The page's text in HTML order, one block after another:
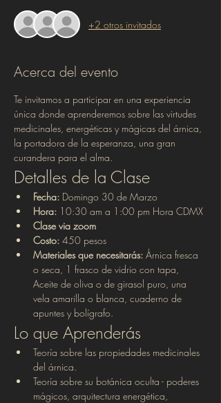
+2 otros invitados
Acerca del evento
Te invitamos a participar en una experiencia
única donde aprenderemos sobre las virtudes
medicinales, energéticas y mágicas del árnica,
la portadora de la esperanza, una gran
curandera para el alma.
Detalles de la Clase
Fecha: Domingo 30 de Marzo
Hora: 10:30 am a 1:00 pm Hora CDMX
Clase via zoom
Costo: 450 pesos
Materiales que necesitarás: Árnica fresca
o seca, 1 frasco de vidrio con tapa,
Aceite de oliva o de girasol puro, una
vela amarilla o blanca, cuaderno de
apuntes y bolígrafo.
Lo que Aprenderás
Teoría sobre las propiedades medicinales
del árnica.
Teoría sobre su botánica oculta - poderes
mágicos, arquitectura energética,